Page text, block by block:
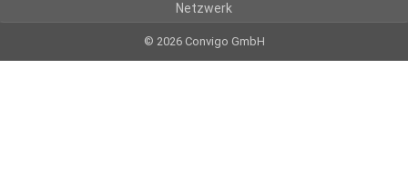
Netzwerk
© 2026 Convigo GmbH